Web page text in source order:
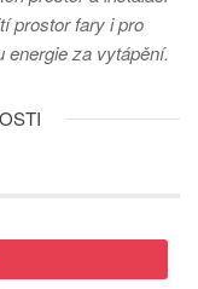
prostor fary i pro
energie za vytápění.